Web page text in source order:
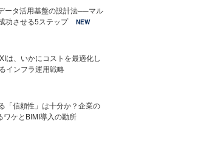
ータ活用基盤の設計法──マル
功させる5ステップ
NEW
は、いかにコストを最適化し
インフラ運用戦略
「信頼性」は十分か？企業の
ワケとBIMI導入の勘所